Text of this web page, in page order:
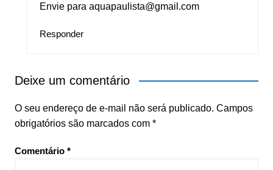
Envie para aquapaulista@gmail.com
Responder
Deixe um comentário
O seu endereço de e-mail não será publicado. Campos
obrigatórios são marcados com *
Comentário *